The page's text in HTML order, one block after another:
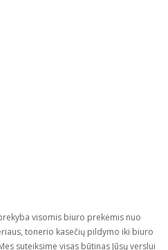
visomis biuro prekėmis nuo
tonerio kasečių pildymo iki biuro
suteiksime visas būtinas Jūsų verslui